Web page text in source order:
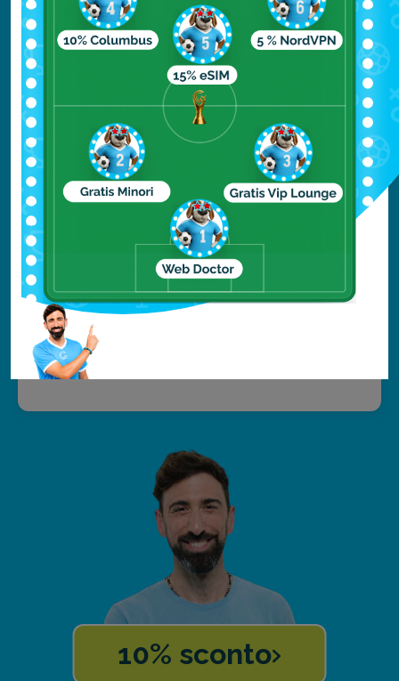
cui potrete trovare traccia delle antiche
popolazioni indù e buddiste. Ogni isola è
dotata di un resort, che oltre alle
splendide spiagge quasi troppo bianche
per essere vere, mette a disposizione
anche un centro di immersioni per fare
diving, se non veri e propri tour incentrati
sull’incontro con lo squalo martello. Tra i
siti più importanti troviamo Hammerhead
Point, Dhidhdhoo Beyru, Manta Reef,
Orimas Thila, Fish Head, Kudarah Thila,
Halaveli Wreck.
10% sconto